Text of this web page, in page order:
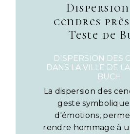
Dispersion
cendres
Teste de
DISPERSION DES
DANS LA VILLE DE
BUCH
La dispersion des
geste
d'émotions,
rendre hommage à